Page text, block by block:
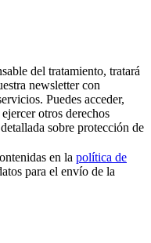
del tratamiento, tratará
newsletter con
Puedes acceder,
otros derechos
sobre protección de
en la política de
para el envío de la